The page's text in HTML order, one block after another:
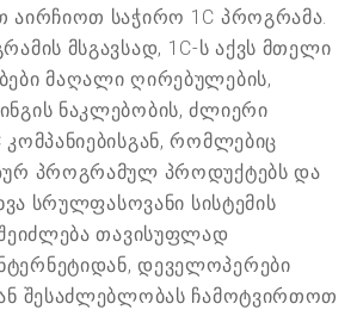
აირჩიოთ საჭირო 1C პროგრამა.
მსგავსად, 1C-ს აქვს მთელი
მაღალი ღირებულების,
ნაკლებობის, ძლიერი
კომპანიებისგან, რომლებიც
პროგრამულ პროდუქტებს და
სრულფასოვანი სისტემის
თავისუფლად
დეველოპერები
შესაძლებლობას ჩამოტვირთოთ